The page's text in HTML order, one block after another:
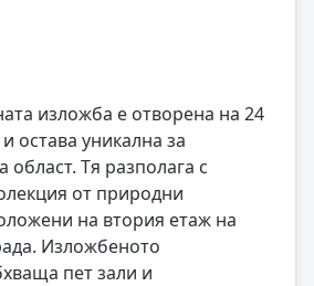
изложба е отворена на 24
остава уникална за
област. Тя разполага с
от природни
на втория етаж на
Изложбеното
пет зали и